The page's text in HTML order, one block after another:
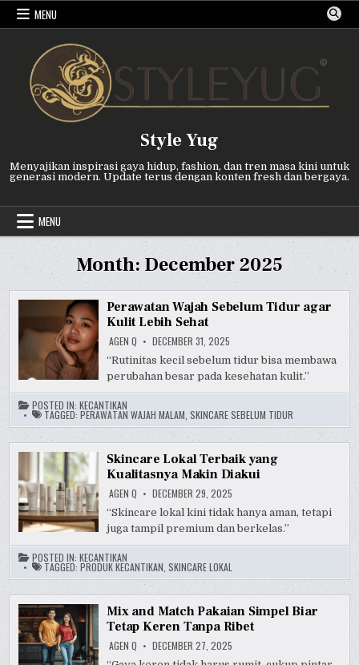
Skip
MENU
Style Yug
Menyajikan inspirasi gaya hidup, fashion, dan tren masa kini untuk
generasi modern. Update terus dengan konten fresh dan bergaya.
MENU
Month: December 2025
Perawatan Wajah Sebelum Tidur agar
Kulit Lebih Sehat
AGEN Q DECEMBER 31, 2025
“Rutinitas kecil sebelum tidur bisa membawa
perubahan besar pada kesehatan kulit.”
POSTED IN:KECANTIKAN
TAGGED:PERAWATAN WAJAH MALAM ,SKINCARE SEBELUM TIDUR
Skincare Lokal Terbaik yang
Kualitasnya Makin Diakui
AGEN Q DECEMBER 29, 2025
“Skincare lokal kini tidak hanya aman, tetapi
juga tampil premium dan berkelas.”
POSTED IN:KECANTIKAN
TAGGED:PRODUK KECANTIKAN ,SKINCARE LOKAL
Mix and Match Pakaian Simpel Biar
Tetap Keren Tanpa Ribet
AGEN Q DECEMBER 27, 2025